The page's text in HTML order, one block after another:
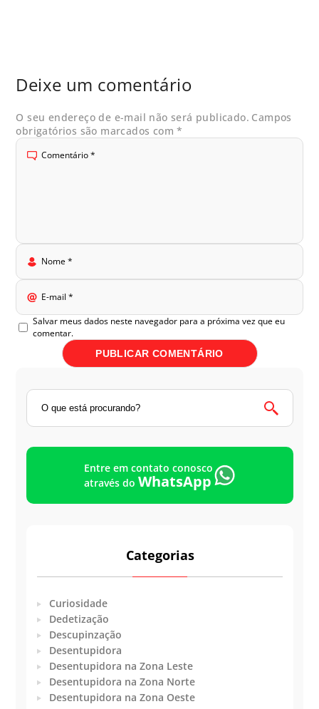
Deixe um comentário
O seu endereço de e-mail não será publicado. Campos
obrigatórios são marcados com*
Comentário*
Nome*
E-mail*
Salvar meus dados neste navegador para a próxima vez que eu
comentar.
Entre em contato conosco
através do WhatsApp
Categorias
Curiosidade
Dedetização
Descupinzação
Desentupidora
Desentupidora na Zona Leste
Desentupidora na Zona Norte
Desentupidora na Zona Oeste